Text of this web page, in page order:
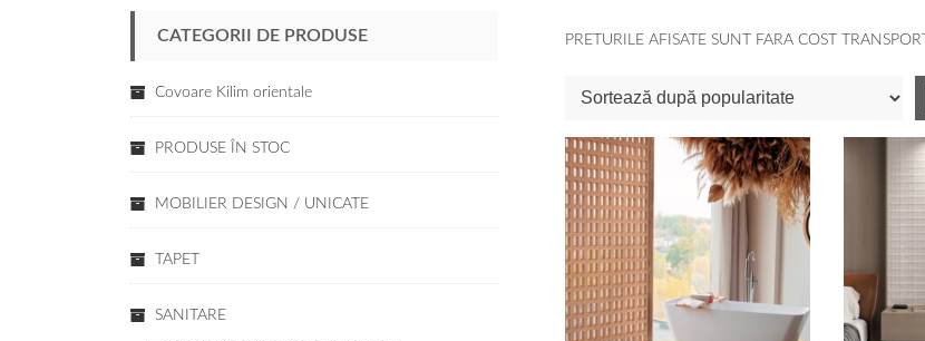
PRETURILE AFISATE SUNT FARA COST TRANSPORT
CATEGORII DE PRODUSE
Covoare Kilim orientale
PRODUSE ÎN STOC
MOBILIER DESIGN / UNICATE
TAPET
SANITARE